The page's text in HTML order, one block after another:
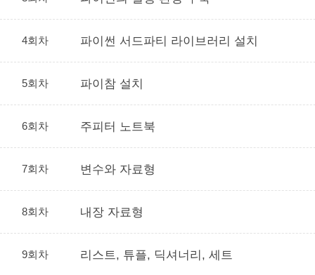
4회차 파이썬 서드파티 라이브러리 설치
5회차 파이참 설치
6회차 주피터 노트북
7회차 변수와 자료형
8회차 내장 자료형
9회차 리스트, 튜플, 딕셔너리, 세트